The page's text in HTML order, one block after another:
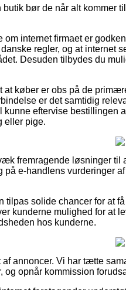
bør de når alt kommer
om internet firmaet er
regler, og at internet
Desuden tilbydes du
at køber er obs på de
er det samtidig
kunne eftervise bestillingen
eller pige.
fremragende løsninger til
på e-handlens vurderinger
tilpas solide chancer for at
kunderne mulighed for at
hos kunderne.
annoncer. Vi har tætte
og opnår kommission